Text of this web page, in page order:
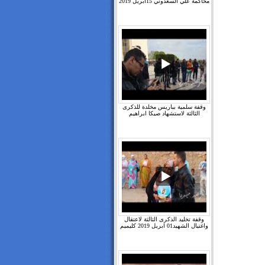
وقفة سلمية بباريس مخلدة للذكرى
الثالثة لاستشهاد صيكا ابراهيم
وقفة تخليد الذكرى الثالثة لاعتقال
واغتيال الشهيد01 ابريل 2019 كليميم